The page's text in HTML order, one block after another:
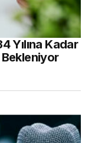
Yılına Kadar
Bekleniyor